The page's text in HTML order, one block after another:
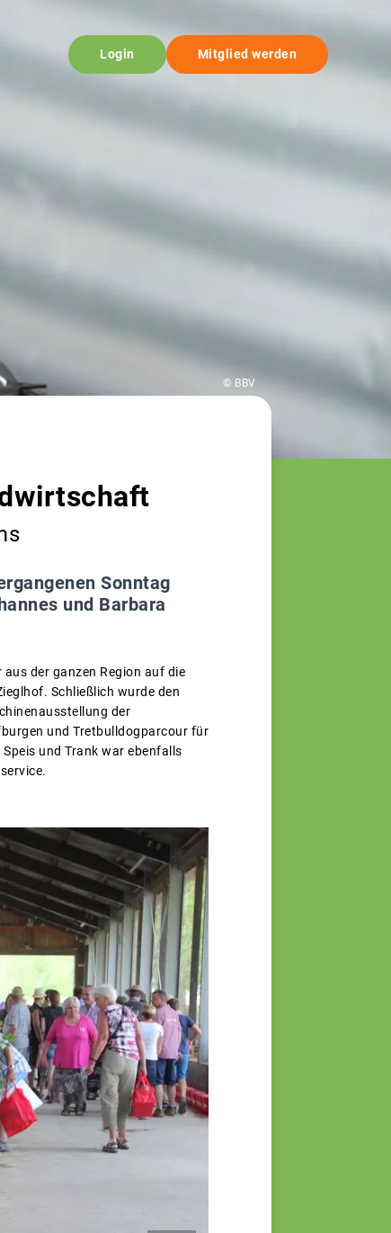
Login Mitglied werden
© BBV
Sonntag
und Barbara
der ganzen Region auf die
Schließlich wurde den
der
und Tretbulldogparcour für
und Trank war ebenfalls